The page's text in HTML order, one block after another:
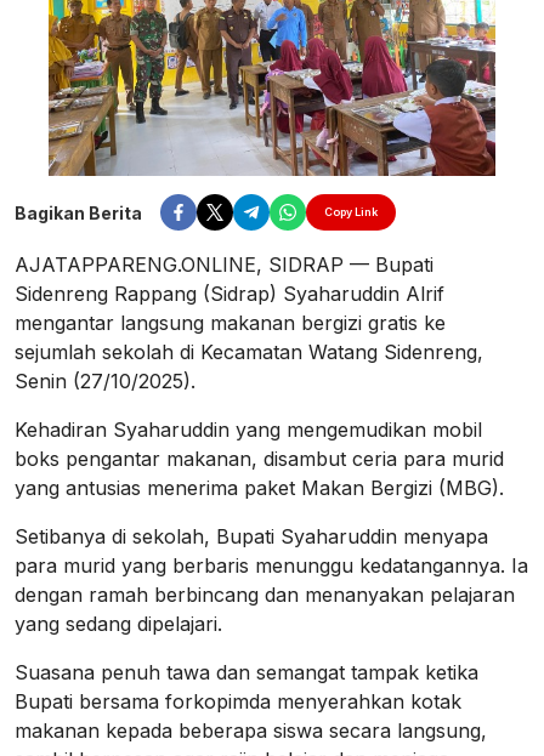
Bagikan Berita Copy Link
AJATAPPARENG.ONLINE, SIDRAP — Bupati
Sidenreng Rappang (Sidrap) Syaharuddin Alrif
mengantar langsung makanan bergizi gratis ke
sejumlah sekolah di Kecamatan Watang Sidenreng,
Senin (27/10/2025).
Kehadiran Syaharuddin yang mengemudikan mobil
boks pengantar makanan, disambut ceria para murid
yang antusias menerima paket Makan Bergizi (MBG).
Setibanya di sekolah, Bupati Syaharuddin menyapa
para murid yang berbaris menunggu kedatangannya. Ia
dengan ramah berbincang dan menanyakan pelajaran
yang sedang dipelajari.
Suasana penuh tawa dan semangat tampak ketika
Bupati bersama forkopimda menyerahkan kotak
makanan kepada beberapa siswa secara langsung,